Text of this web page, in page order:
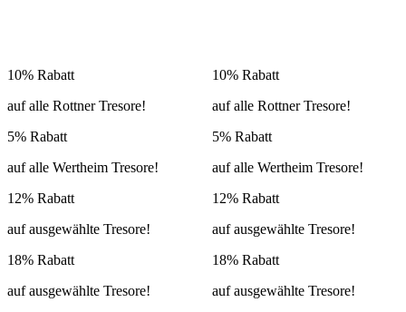
10% Rabatt
auf alle Rottner Tresore!
5% Rabatt
auf alle Wertheim Tresore!
12% Rabatt
auf ausgewählte Tresore!
18% Rabatt
auf ausgewählte Tresore!
10% Rabatt
auf alle Rottner Tresore!
5% Rabatt
auf alle Wertheim Tresore!
12% Rabatt
auf ausgewählte Tresore!
18% Rabatt
auf ausgewählte Tresore!